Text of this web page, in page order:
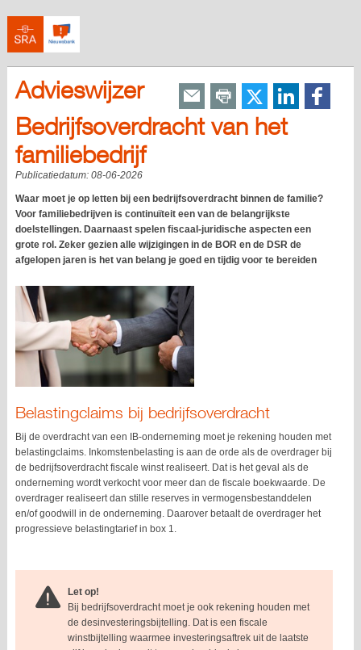
Advieswijzer
Bedrijfsoverdracht van het
familiebedrijf
Publicatiedatum: 08-06-2026
Waar moet je op letten bij een bedrijfsoverdracht binnen de familie?
Voor familiebedrijven is continuïteit een van de belangrijkste
doelstellingen. Daarnaast spelen fiscaal-juridische aspecten een
grote rol. Zeker gezien alle wijzigingen in de BOR en de DSR de
afgelopen jaren is het van belang je goed en tijdig voor te bereiden
Belastingclaims bij bedrijfsoverdracht
Bij de overdracht van een IB-onderneming moet je rekening houden met
belastingclaims. Inkomstenbelasting is aan de orde als de overdrager bij
de bedrijfsoverdracht fiscale winst realiseert. Dat is het geval als de
onderneming wordt verkocht voor meer dan de fiscale boekwaarde. De
overdrager realiseert dan stille reserves in vermogensbestanddelen
en/of goodwill in de onderneming. Daarover betaalt de overdrager het
progressieve belastingtarief in box 1.
Let op!
Bij bedrijfsoverdracht moet je ook rekening houden met
de desinvesteringsbijtelling. Dat is een fiscale
winstbijtelling waarmee investeringsaftrek uit de laatste